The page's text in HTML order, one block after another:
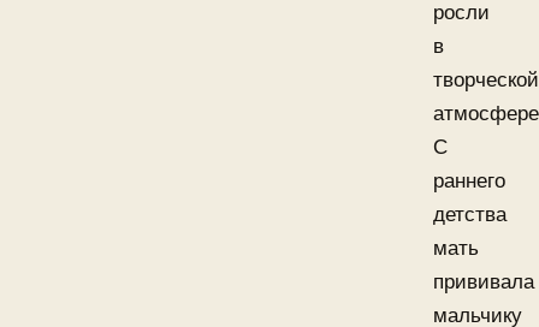
росли
в
творческой
С
раннего
детства
мать
прививала
мальчику